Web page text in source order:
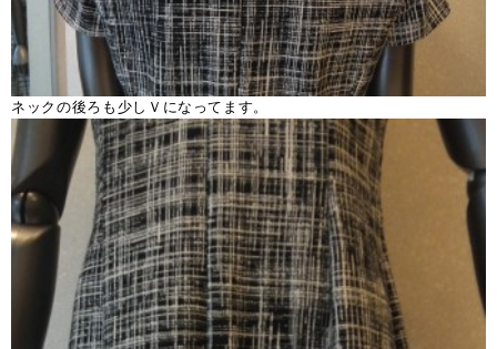
ネックの後ろも少しＶになってます。